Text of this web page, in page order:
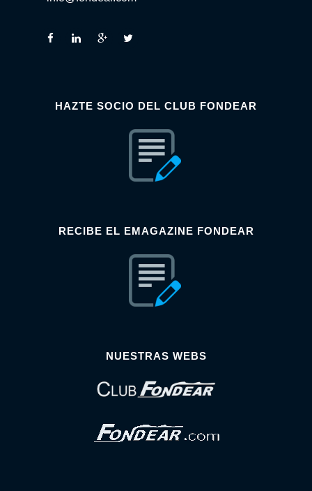
HAZTE SOCIO DEL CLUB FONDEAR
RECIBE EL EMAGAZINE FONDEAR
NUESTRAS WEBS